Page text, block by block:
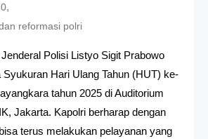
,
reformasi polri
Polisi Listyo Sigit Prabowo
Syukuran Hari Ulang Tahun (HUT) ke-
tahun 2025 di Auditorium
Jakarta. Kapolri berharap dengan
terus melakukan pelayanan yang